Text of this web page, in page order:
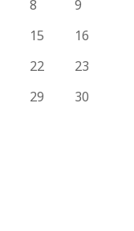
8
9
15
16
22
23
29
30